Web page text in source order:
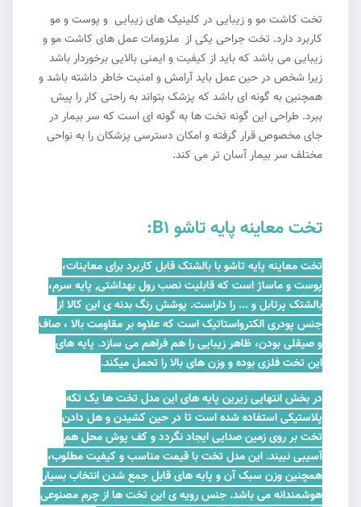
تخت کاشت مو و زیبایی در کلینیک های زیبایی و پوست و مو
کاربرد دارد. تخت جراحی یکی از ملزومات عمل های کاشت مو و
زیبایی می باشد که باید از کیفیت و ایمنی بالایی برخوردار باشد
زیرا شخص در حین عمل باید آرامش و امنیت خاطر داشته باشد و
همچنین به گونه ای باشد که پزشک بتواند به راحتی کار را پیش
ببرد. طراحی این گونه تخت ها به گونه ای است که سر بیمار در
جای مخصوص قرار گرفته و امکان دسترسی پزشکان را به نواحی
مختلف سر بیمار آسان تر می کند.
تخت معاینه پایه تاشو B1:
تخت معاینه پایه تاشو با بالشتک قابل کاربرد برای معاینات،
پوست و ماساژ است که قابلیت نصب رول بهداشتی, پایه سرم،
بالشتک پرتابل و ... را داراست. پوشش رنگ بدنه ی این کالا از
جنس پودری الکترواستاتیک است که علاوه بر مقاومت بالا ، صاف
و صیقلی بودن، ظاهر زیبایی را هم فراهم می سازد. پایه های
این تخت فلزی بوده و وزن های بالا را تحمل میکند.
در بخش انتهایی زیرین پایه های این مدل تخت ها یک تکه
پلاستیکی استفاده شده است تا در حین کشیدن و هل دادن
تخت بر روی زمین صدایی ایجاد نگردد و کف پوش محل هم
آسیبی نبیند. این مدل تخت با قیمت مناسب و کیفیت مطلوب،
همچنین وزن سبک آن و پایه های قابل جمع شدن انتخاب بسیار
هوشمندانه می باشد. جنس رویه ی این تخت ها از چرم مصنوعی